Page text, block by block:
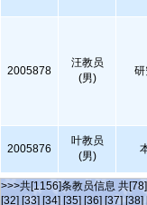
2005878
汪教员
(男)
研
2005876
叶教员
(男)
>>>共[1156]条教员信息 共
[32] [33] [34] [35] [36] [37] [38]